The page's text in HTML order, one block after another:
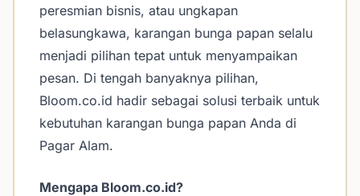
peresmian bisnis, atau ungkapan
belasungkawa, karangan bunga papan selalu
menjadi pilihan tepat untuk menyampaikan
pesan. Di tengah banyaknya pilihan,
Bloom.co.id hadir sebagai solusi terbaik untuk
kebutuhan karangan bunga papan Anda di
Pagar Alam.
Mengapa Bloom.co.id?